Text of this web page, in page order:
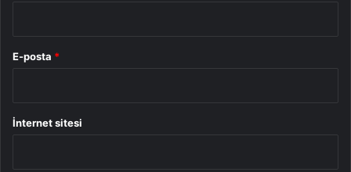
E-posta *
İnternet sitesi